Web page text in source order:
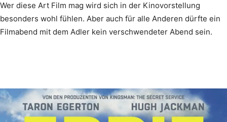
Wer diese Art Film mag wird sich in der Kinovorstellung
besonders wohl fühlen. Aber auch für alle Anderen dürfte ein
Filmabend mit dem Adler kein verschwendeter Abend sein.